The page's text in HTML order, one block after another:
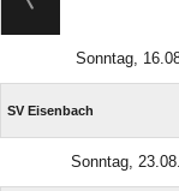
Sonntag,
SV Eisenbach
Sonntag,